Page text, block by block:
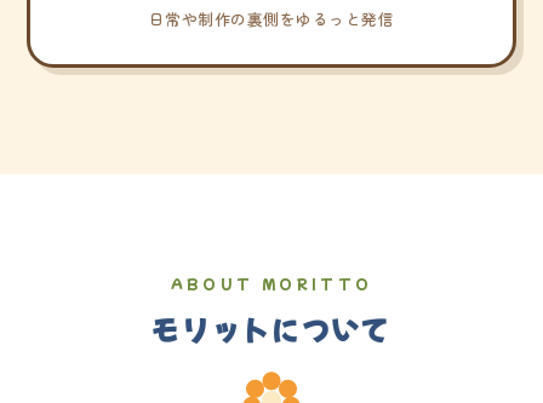
日常や制作の裏側をゆるっと発信
ABOUT MORITTO
モリットについて